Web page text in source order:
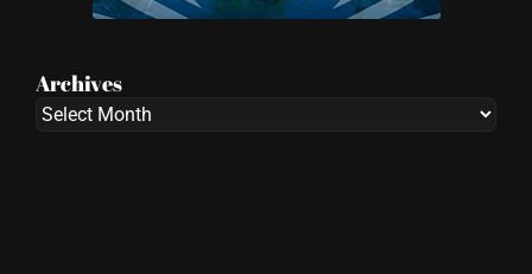
Archives
Archives